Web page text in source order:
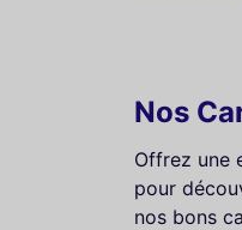
Nos
Offrez une
pour
nos bons